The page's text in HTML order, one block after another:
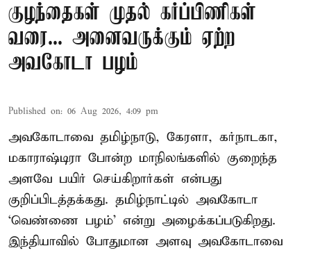
குழந்தைகள் முதல் கர்ப்பிணிகள்
வரை... அனைவருக்கும் ஏற்ற
அவகோடா பழம்
Published on: 06 Aug 2026, 4:09 pm
அவகோடாவை தமிழ்நாடு, கேரளா, கர்நாடகா,
மகாராஷ்டிரா போன்ற மாநிலங்களில் குறைந்த
அளவே பயிர் செய்கிறார்கள் என்பது
குறிப்பிடத்தக்கது. தமிழ்நாட்டில் அவகோடா
‘வெண்ணை பழம்’ என்று அழைக்கப்படுகிறது.
இந்தியாவில் போதுமான அளவு அவகோடாவை